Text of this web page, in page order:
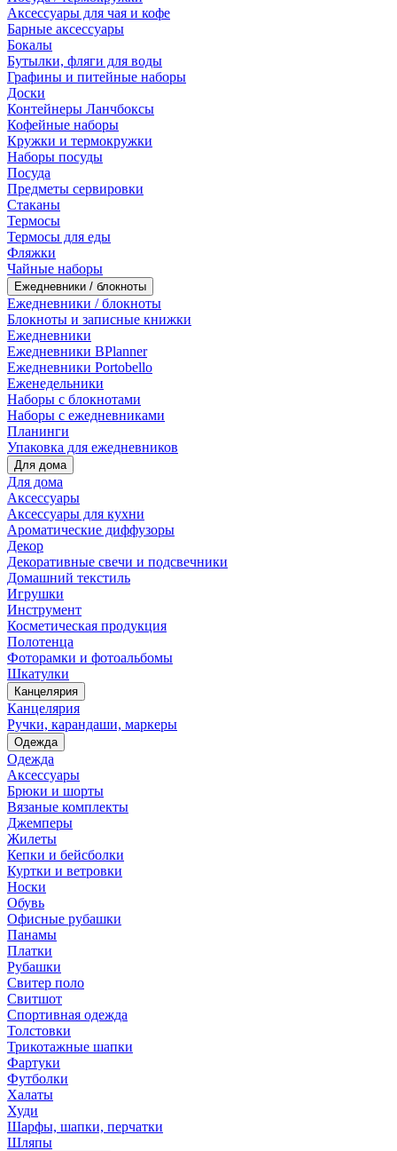
Аксессуары для чая и кофе
Барные аксессуары
Бокалы
Бутылки, фляги для воды
Графины и питейные наборы
Доски
Контейнеры Ланчбоксы
Кофейные наборы
Кружки и термокружки
Наборы посуды
Посуда
Предметы сервировки
Стаканы
Термосы
Термосы для еды
Фляжки
Чайные наборы
Ежедневники / блокноты
Ежедневники / блокноты
Блокноты и записные книжки
Ежедневники
Ежедневники BPlanner
Ежедневники Portobello
Еженедельники
Наборы с блокнотами
Наборы с ежедневниками
Планинги
Упаковка для ежедневников
Для дома
Для дома
Аксессуары
Аксессуары для кухни
Ароматические диффузоры
Декор
Декоративные свечи и подсвечники
Домашний текстиль
Игрушки
Инструмент
Косметическая продукция
Полотенца
Фоторамки и фотоальбомы
Шкатулки
Канцелярия
Канцелярия
Ручки, карандаши, маркеры
Одежда
Одежда
Аксессуары
Брюки и шорты
Вязаные комплекты
Джемперы
Жилеты
Кепки и бейсболки
Куртки и ветровки
Носки
Обувь
Офисные рубашки
Панамы
Платки
Рубашки
Свитер поло
Свитшот
Спортивная одежда
Толстовки
Трикотажные шапки
Фартуки
Футболки
Халаты
Худи
Шарфы, шапки, перчатки
Шляпы